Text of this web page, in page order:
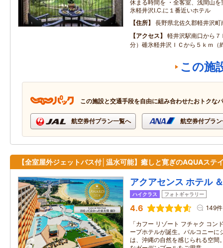
休まる時間を ・全客室、浅間山
氷軽井沢I.C.に１番近いホテル
住所
長野県北佐久郡軽井沢町
アクセス
軽井沢駅南口から７
分）碓氷軽井沢ＩＣから５ｋｍ（
この施
この施設と交通手段を自由に組み合わせたおトクな
航空券付プラン一覧へ 航空券付プラ
【全室屋外ジェットバス付│温水可能】癒しと寛ぎのAQUAステ
アクアセンス ホテル
ハイクラス フォトギャラリー
4.6 149件
「カフー リゾート フチャク コン
ープホテルが誕生。バルコニーに
は、沖縄の自然を感じられる空間